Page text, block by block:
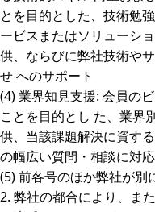
とを目的とした、技術勉
ービスまたはソリューシ
供、ならびに弊社技術や
せ へのサポート
(4) 業界知見支援: 会員の
ことを目的とし た、業界
供、当該課題解決に資す
の幅広い質問・相談に対
(5) 前各号のほか弊社が別
2. 弊社の都合により、ま